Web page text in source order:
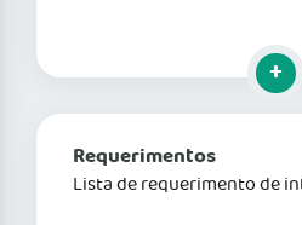
Requerimentos
Lista de requerimento de